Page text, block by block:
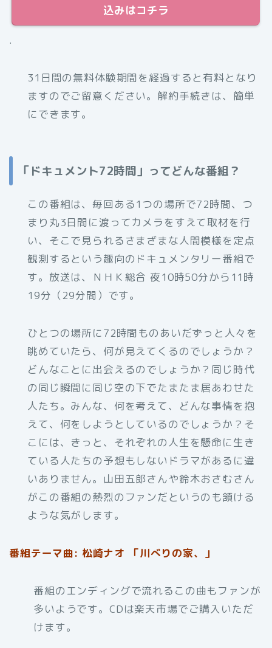
込みはコチラ
.
31日間の無料体験期間を経過すると有料となり
ますのでご留意ください。解約手続きは、簡単
にできます。
「ドキュメント72時間」ってどんな番組？
この番組は、毎回ある1つの場所で72時間、つ
まり丸3日間に渡ってカメラをすえて取材を行
い、そこで見られるさまざまな人間模様を定点
観測するという趣向のドキュメンタリー番組で
す。放送は、ＮＨＫ総合 夜10時50分から11時
19分（29分間）です。
ひとつの場所に72時間ものあいだずっと人々を
眺めていたら、何が見えてくるのでしょうか？
どんなことに出会えるのでしょうか？同じ時代
の同じ瞬間に同じ空の下でたまたま居あわせた
人たち。みんな、何を考えて、どんな事情を抱
えて、何をしようとしているのでしょうか？そ
こには、きっと、それぞれの人生を懸命に生き
ている人たちの予想もしないドラマがあるに違
いありません。山田五郎さんや鈴木おさむさん
がこの番組の熱烈のファンだというのも頷ける
ような気がします。
番組テーマ曲: 松崎ナオ 「川べりの家、」
番組のエンディングで流れるこの曲もファンが
多いようです。CDは楽天市場でご購入いただ
けます。